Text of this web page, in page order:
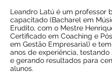
Leandro Latú é um professor
capacitado (Bacharel em
Erudito, com o Mestre
Certificado em Coaching e
em Gestão Empresarial) e
anos de experiência,
e gerando resultados para
alunos.